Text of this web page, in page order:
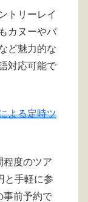
トリーレイ
カヌーやバ
ど魅力的な
対応可能で
よる定時ツ
程度のツア
と手軽に参
事前予約で